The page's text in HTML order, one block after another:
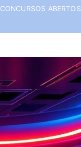
CONCURSOS ABERTOS